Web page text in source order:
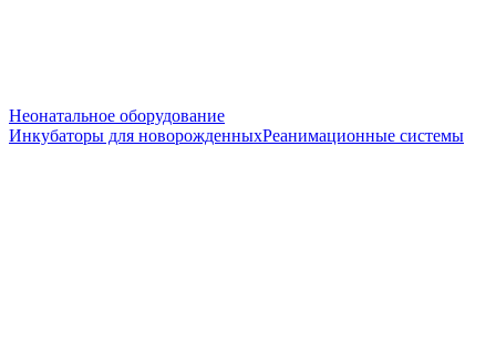
Неонатальное оборудование
Инкубаторы для новорожденныхРеанимационные системы